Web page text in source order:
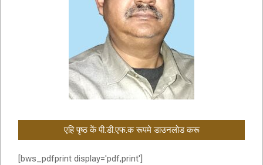
एहि पृष्ठ कें पी.डी.एफ.क रूपमे डाउनलोड करू
[bws_pdfprint display='pdf,print']